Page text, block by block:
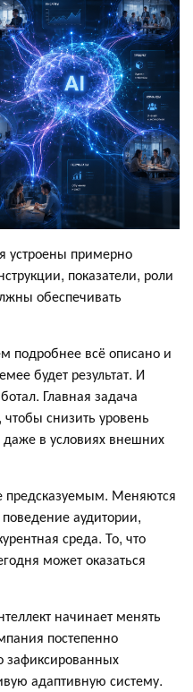
устроены примерно
показатели, роли
обеспечивать
подробнее всё описано и
будет результат. И
Главная задача
снизить уровень
даже в условиях внешних
предсказуемым. Меняются
аудитории,
среда. То, что
может оказаться
начинает менять
постепенно
зафиксированных
адаптивную систему.